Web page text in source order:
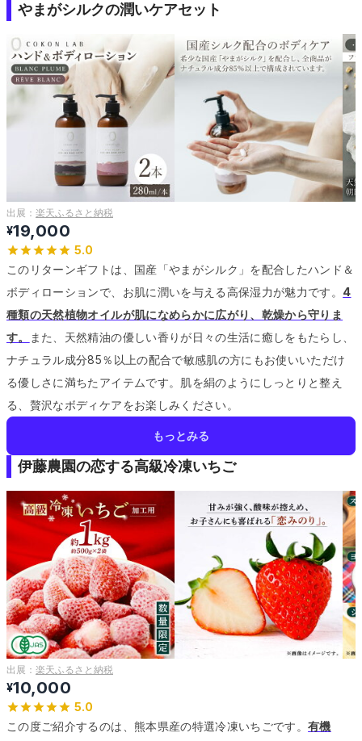
やまがシルクの潤いケアセット
出展： 楽天ふるさと納税
¥19,000
5.0
このリターンギフトは、国産「やまがシルク」を配合したハンド＆
ボディローションで、お肌に潤いを与える高保湿力が魅力です。 4
種類の天然植物オイルが肌になめらかに広がり、乾燥から守りま
す。
また、天然精油の優しい香りが日々の生活に癒しをもたらし、
ナチュラル成分85％以上の配合で敏感肌の方にもお使いいただけ
る優しさに満ちたアイテムです。 肌を絹のようにしっとりと整え
る、贅沢なボディケアをお楽しみください。
もっとみる
伊藤農園の恋する高級冷凍いちご
出展： 楽天ふるさと納税
¥10,000
5.0
この度ご紹介するのは、熊本県産の特選冷凍いちごです。有機